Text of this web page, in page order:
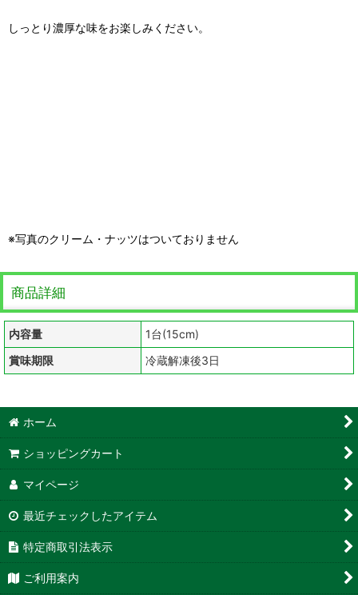
しっとり濃厚な味をお楽しみください。
※写真のクリーム・ナッツはついておりません
商品詳細
内容量
1台(15cm)
賞味期限
冷蔵解凍後3日
ホーム
ショッピングカート
マイページ
最近チェックしたアイテム
特定商取引法表示
ご利用案内